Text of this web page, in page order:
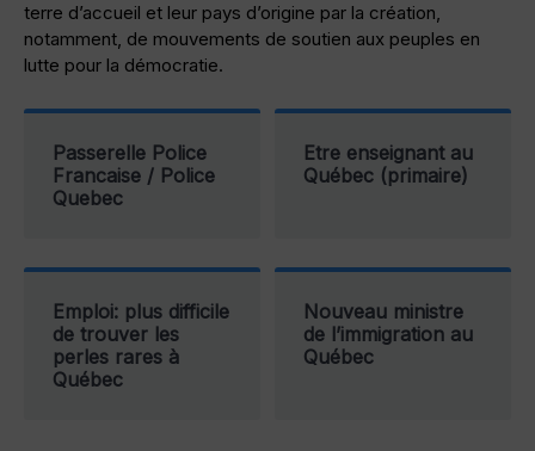
terre d’accueil et leur pays d’origine par la création,
notamment, de mouvements de soutien aux peuples en
lutte pour la démocratie.
Passerelle Police
Francaise / Police
Quebec
Etre enseignant au
Québec (primaire)
Emploi: plus difficile
de trouver les
perles rares à
Québec
Nouveau ministre
de l’immigration au
Québec